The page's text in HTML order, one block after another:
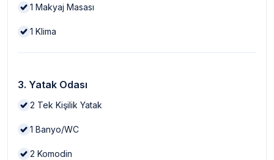
1 Makyaj Masası
1 Klima
3. Yatak Odası
2 Tek Kişilik Yatak
1 Banyo/WC
2 Komodin